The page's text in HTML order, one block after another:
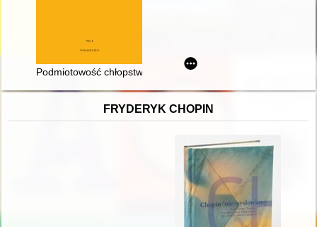
Podmiotowość chłopstwa staropolskiego
FRYDERYK CHOPIN